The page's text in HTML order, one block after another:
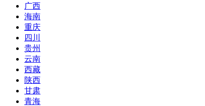
广西
海南
重庆
四川
贵州
云南
西藏
陕西
甘肃
青海